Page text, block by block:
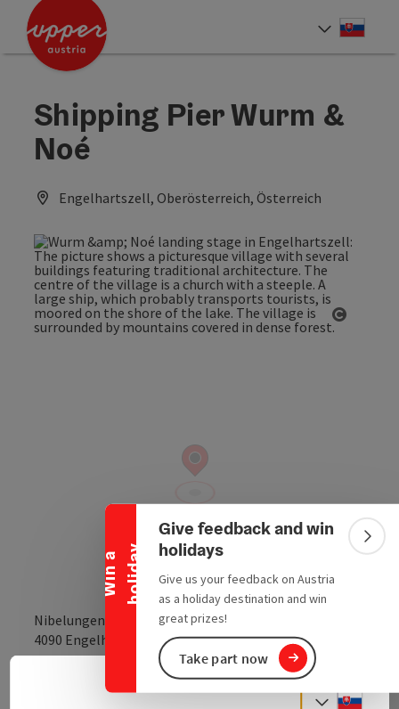
Accesskey
Accesskey
W
i
n
a
h
o
l
i
d
a y
Collapse banner
Give feedback and win
holidays
Give us your feedback on Austria
as a holiday destination and win
great prizes!
Take part now
Shipping Pier Wurm &
Noé
Engelhartszell, Oberösterreich, Österreich
Nibelungenstraße
4090 Engelhartszell open in
Select